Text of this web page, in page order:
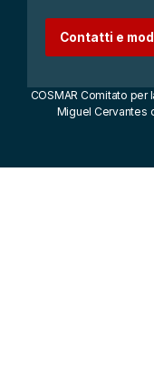
Contatti e
COSMAR Comitato per
Miguel Cervantes